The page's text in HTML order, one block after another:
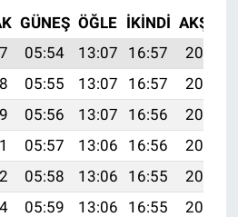
GÜNEŞ ÖĞLE İKINDI AKŞAM
05:54 13:07 16:57
20:10
05:55 13:07 16:57
20:08
05:56 13:07 16:56
20:07
05:57 13:06 16:56
20:06
05:58 13:06 16:55
20:05
05:59 13:06 16:55
20:03